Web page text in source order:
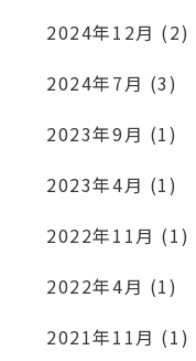
2024年12月 (2)
2024年7月 (3)
2023年9月 (1)
2023年4月 (1)
2022年11月 (1)
2022年4月 (1)
2021年11月 (1)